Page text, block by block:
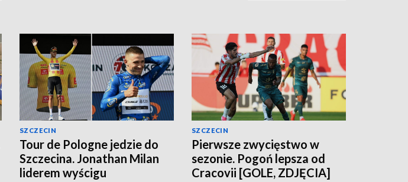
SZCZECIN
Tour de Pologne jedzie do
Szczecina. Jonathan Milan
liderem wyścigu
SZCZECIN
Pierwsze zwycięstwo w
sezonie. Pogoń lepsza od
Cracovii [GOLE, ZDJĘCIA]